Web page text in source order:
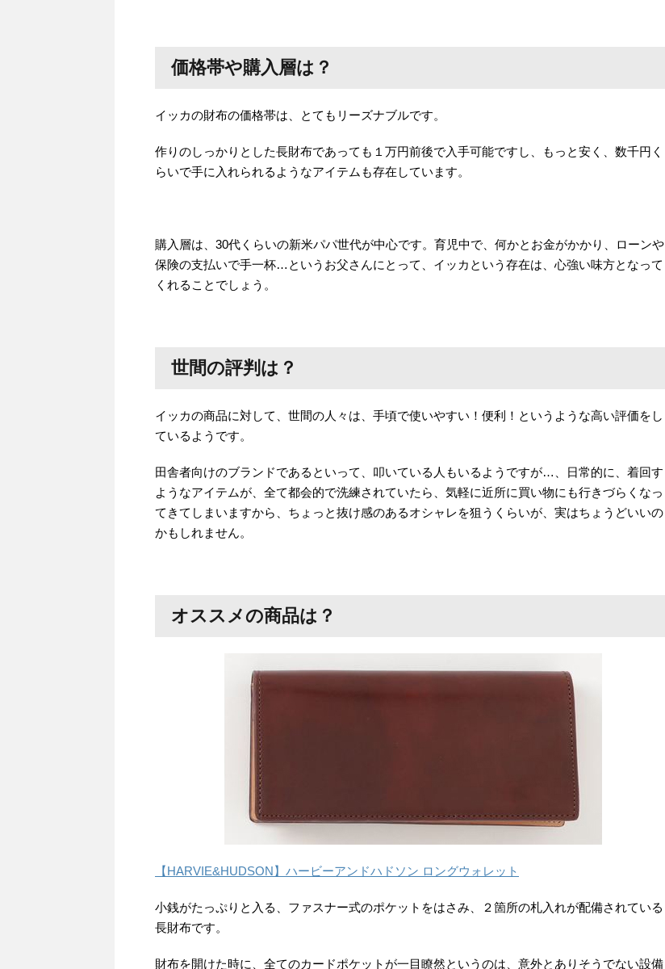
価格帯や購入層は？
イッカの財布の価格帯は、とてもリーズナブルです。
作りのしっかりとした長財布であっても１万円前後で入手可能ですし、もっと安く、数千円く
らいで手に入れられるようなアイテムも存在しています。
購入層は、30代くらいの新米パパ世代が中心です。育児中で、何かとお金がかかり、ローンや
保険の支払いで手一杯…というお父さんにとって、イッカという存在は、心強い味方となって
くれることでしょう。
世間の評判は？
イッカの商品に対して、世間の人々は、手頃で使いやすい！便利！というような高い評価をし
ているようです。
田舎者向けのブランドであるといって、叩いている人もいるようですが…、日常的に、着回す
ようなアイテムが、全て都会的で洗練されていたら、気軽に近所に買い物にも行きづらくなっ
てきてしまいますから、ちょっと抜け感のあるオシャレを狙うくらいが、実はちょうどいいの
かもしれません。
オススメの商品は？
【HARVIE&HUDSON】ハービーアンドハドソン ロングウォレット
小銭がたっぷりと入る、ファスナー式のポケットをはさみ、２箇所の札入れが配備されている
長財布です。
財布を開けた時に、全てのカードポケットが一目瞭然というのは、意外とありそうでない設備